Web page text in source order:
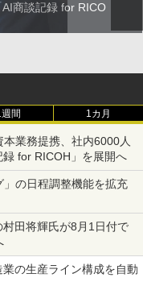
商談記録 for RICO
週間 1カ月
業務提携、社内6000人
for RICOH」を展開へ
の日程調整機能を拡充
田将輝氏が8月1日付で
の生産ライン構成を自動